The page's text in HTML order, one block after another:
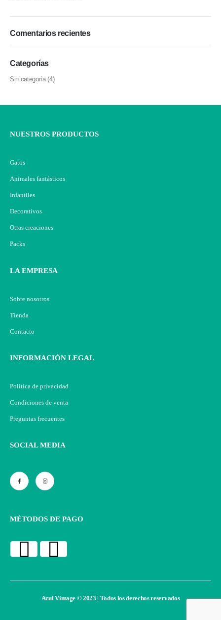
Comentarios recientes
Categorías
Sin categoría(4)
NUESTROS PRODUCTOS
Gatos
Animales fantásticos
Infantiles
Decorativos
Otras creaciones
Packs
LA EMPRESA
Sobre nosotros
Tienda
Contacto
INFORMACIÓN LEGAL
Política de privacidad
Condiciones de venta
Preguntas frecuentes
SOCIAL MEDIA
MÉTODOS DE PAGO
Azul Vintage © 2023 | Todos los derechos reservados